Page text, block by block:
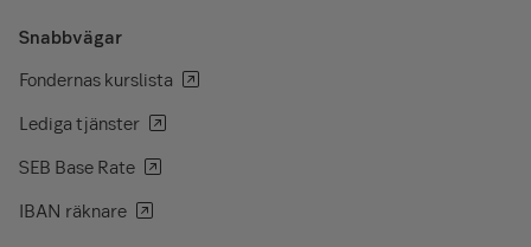
Snabbvägar
Fondernas kurslista
Lediga tjänster
SEB Base Rate
IBAN räknare